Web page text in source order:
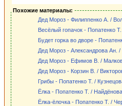
Похожие материалы:
Дед Мороз - Филиппенко А. /
Весёлый гопачок - Попатенко
Будет горка во дворе -
Дед Мороз - Александрова Ан.
Дед Мороз - Ефимов В. /
Дед Мороз - Корзин В. /
Грибы - Попатенко Т. /
Ёлка - Попатенко Т. /
Ёлка-ёлочка - Попатенко Т. /